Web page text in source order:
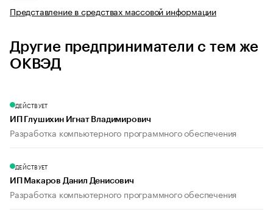
Представление в средствах массовой информации
Другие предприниматели с тем же
ОКВЭД
ДЕЙСТВУЕТ
ИП Глушихин Игнат Владимирович
Разработка компьютерного программного обеспечения
ДЕЙСТВУЕТ
ИП Макаров Данил Денисович
Разработка компьютерного программного обеспечения